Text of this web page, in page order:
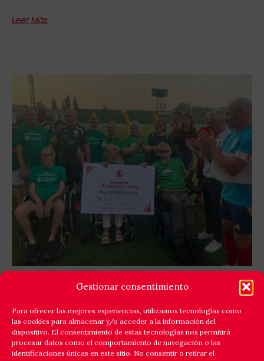
Gestionar consentimiento
Para ofrecer las mejores experiencias, utilizamos tecnologías como
las cookies para almacenar y/o acceder a la información del
dispositivo. El consentimiento de estas tecnologías nos permitirá
procesar datos como el comportamiento de navegación o las
identificaciones únicas en este sitio. No consentir o retirar el
Leer Más
GOLES X LA ELA: LEYENDAS ESPAÑA Y EQUIPO
SOLIDARIDAD
Cáceres respondió a la llamada de la solidaridad y
reunió en el estadio Príncipe Felipe a un amplio elenco
de